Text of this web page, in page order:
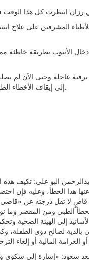
رزان انتظرت كل هذا
المشرفين على علاج
الأنبوب بطريقة خاطئة
عاجلة وحتى الآن لم
إلى إيقاف الأخطاء الطبية.. فصمتي عن هذا الخطأ سوف تكون ضحيته نفس بريئة.
البو علي: تكيف
عنها هذا الخطأ، وعليه
لا تقل درجته عن «قاضي
الطبي ومن المقصر وما
إلى الهيئة الصحية
لصالح ذوي الطفلة،